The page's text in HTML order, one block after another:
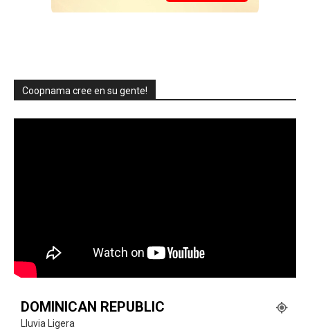
Coopnama cree en su gente!
DOMINICAN REPUBLIC
Lluvia Ligera